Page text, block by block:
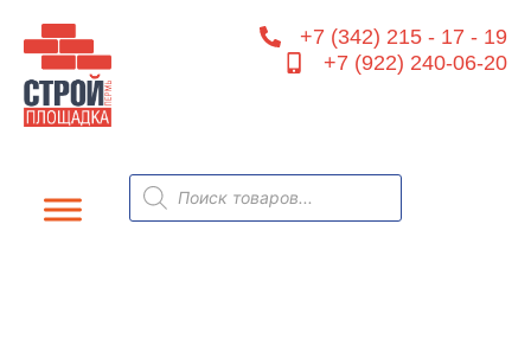
содержимому
+7 (342) 215 - 17 - 19
+7 (922) 240-06-20
Поиск
товаров